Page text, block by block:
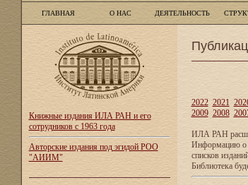
ГЛАВНАЯ О НАС ДЕЯТЕЛЬНОСТЬ
Книжные издания ИЛА РАН и его
сотрудников с 1963 года
Авторские издания под эгидой РОО
"АИИМ"
2022 2021
2009 2008
ИЛА РАН
Информацию о
списков
Библиотека